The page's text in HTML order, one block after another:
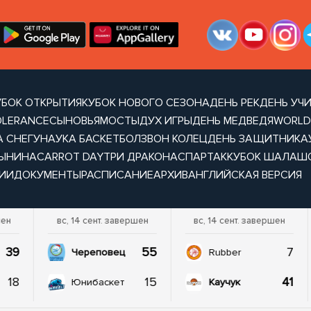
ОТКРЫТИЯКУБОК НОВОГО СЕЗОНАДЕНЬ РЕКДЕНЬ
СЫНОВЬЯМОСТЫДУХ ИГРЫДЕНЬ МЕДВЕДЯ
СНЕГУНАУКА БАСКЕТБОЛЗВОН КОЛЕЦДЕНЬ ЗАЩИТНИКА
CARROT DAYТРИ ДРАКОНАСПАРТАККУБОК
ДОКУМЕНТЫРАСПИСАНИЕАРХИВАНГЛИЙСКАЯ ВЕРСИЯ
39
18
вс, 14 сент. завершен
Череповец 55
Юнибаскет 15
вс, 14 сент. завершен
Rubber 7
Каучук 41